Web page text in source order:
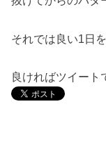
それでは良い1日を
良ければツイート